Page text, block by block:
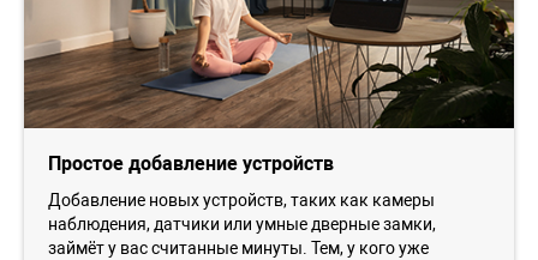
Простое добавление устройств
Добавление новых устройств, таких как камеры
наблюдения, датчики или умные дверные замки,
займёт у вас считанные минуты. Тем, у кого уже